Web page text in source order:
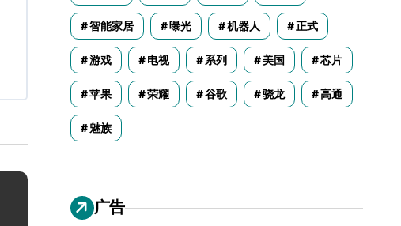
智能家居 曝光 机器人 正式
游戏 电视 系列 美国 芯片
苹果 荣耀 谷歌 骁龙 高通
魅族
广告